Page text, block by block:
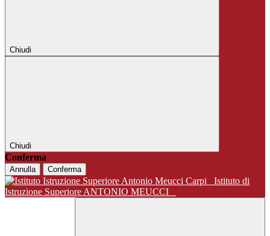
Chiudi
Chiudi
Conferma
Annulla Conferma
Istituto di
Istruzione Superiore ANTONIO MEUCCI